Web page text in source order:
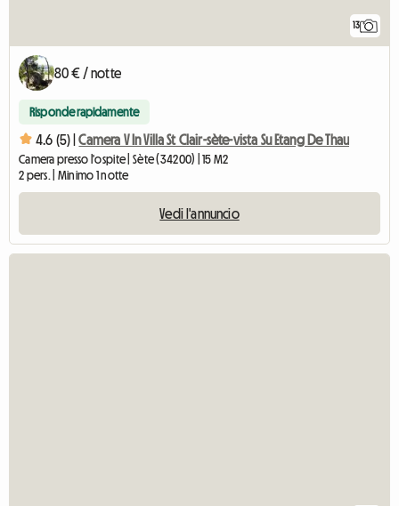
13
80 € / notte
Risponde rapidamente
4.6 (5) | Camera V In Villa St Clair-sète-vista Su Etang De Thau
Camera presso l'ospite | Sète (34200) | 15 M2
2 pers. | Minimo 1 notte
Vedi l'annuncio